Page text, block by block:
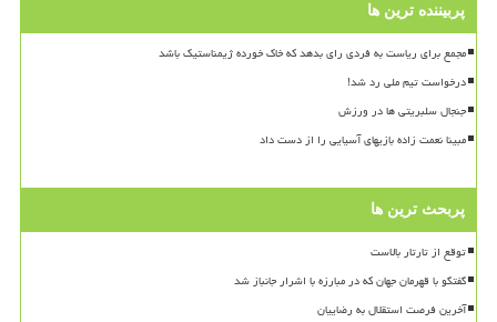
پربیننده ترین ها
مجمع برای ریاست به فردی رای بدهد که خاک خورده ژیمناستیک باشد
درخواست تیم ملی رد شد!
جنجال سلبریتی ها در ورزش
مبینا نعمت زاده بازیهای آسیایی را از دست داد
پربحث ترین ها
توقع از تارتار بالاست
گفتگو با قهرمان جهان که در مبارزه با اشرار جانباز شد
آخرین فرصت استقلال به رضاییان